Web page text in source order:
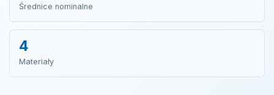
Średnice nominalne
4
Materiały